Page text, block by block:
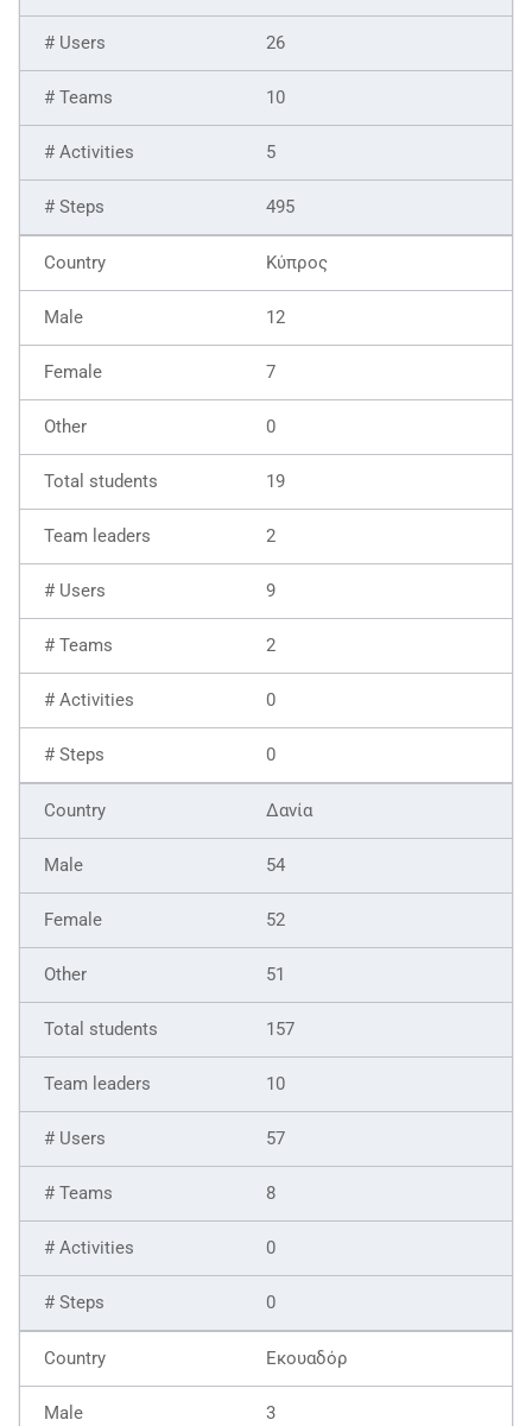
26
10
5
495
Κύπρος
12
7
0
19
2
9
2
0
0
Δανία
54
52
51
157
10
57
8
0
0
Εκουαδόρ
3